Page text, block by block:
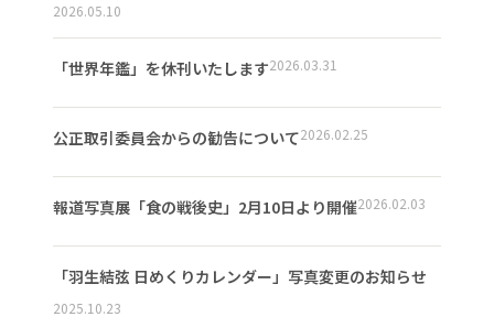
2026.05.10
「世界年鑑」を休刊いたします2026.03.31
公正取引委員会からの勧告について2026.02.25
報道写真展「食の戦後史」2月10日より開催2026.02.03
「羽生結弦 日めくりカレンダー」写真変更のお知らせ
2025.10.23